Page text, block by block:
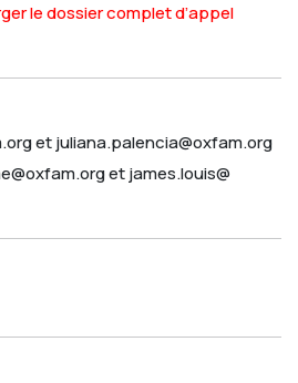
le dossier complet d’appel
et juliana.palencia@oxfam.org
et james.louis@